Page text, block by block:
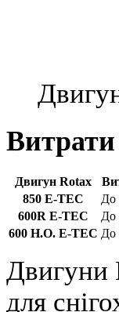
Витрати
Двигун Rotax
850 E-TEC
До
600R E-TEC
До
600 H.O. E-TEC До
Двигуни
для